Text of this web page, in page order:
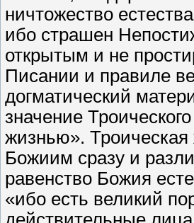
ничтожество
ибо страшен
открытым и не
Писании и правиле
догматический
значение
жизнью».
Божиим сразу и
равенство Божия
«ибо есть великий